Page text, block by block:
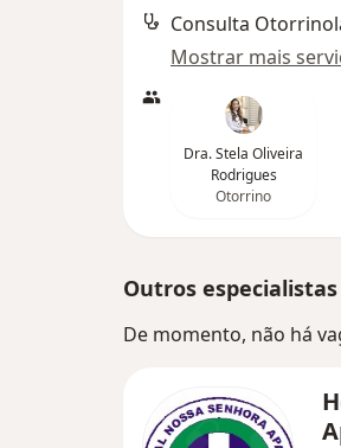
Consulta
Mostrar mais
Dra. Stela Oliveira
Rodrigues
Otorrino
Outros
De momento, não há